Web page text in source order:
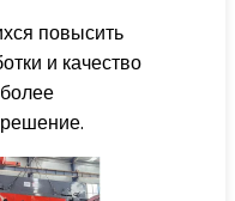
повысить
и качество